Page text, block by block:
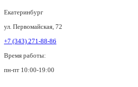
Екатеринбург
ул. Первомайская, 72
+7 (343) 271-88-86
Время работы:
пн-пт 10:00-19:00